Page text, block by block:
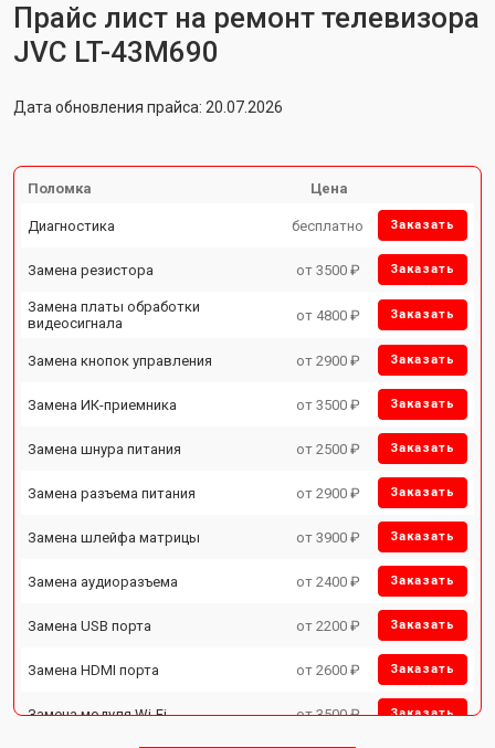
Прайс лист на ремонт телевизора
JVC LT-43M690
Дата обновления прайса: 20.07.2026
Поломка Цена
Диагностика бесплатно Заказать
Замена резистора от 3500 ₽ Заказать
Замена платы обработки
видеосигнала
от 4800 ₽ Заказать
Замена кнопок управления от 2900 ₽ Заказать
Замена ИК-приемника от 3500 ₽ Заказать
Замена шнура питания от 2500 ₽ Заказать
Замена разъема питания от 2900 ₽ Заказать
Замена шлейфа матрицы от 3900 ₽ Заказать
Замена аудиоразъема от 2400 ₽ Заказать
Замена USB порта от 2200 ₽ Заказать
Замена HDMI порта от 2600 ₽ Заказать
Замена модуля Wi-Fi от 3500 ₽ Заказать